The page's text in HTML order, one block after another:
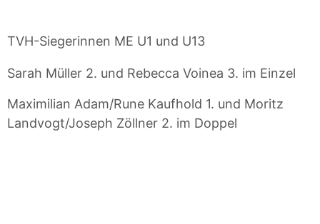
TVH-Siegerinnen ME U1 und U13
Sarah Müller 2. und Rebecca Voinea 3. im Einzel
Maximilian Adam/Rune Kaufhold 1. und Moritz
Landvogt/Joseph Zöllner 2. im Doppel